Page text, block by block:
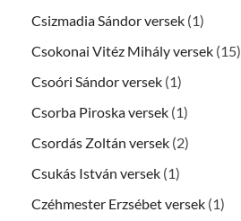
Csizmadia Sándor versek (1)
Csokonai Vitéz Mihály versek (15)
Csoóri Sándor versek (1)
Csorba Piroska versek (1)
Csordás Zoltán versek (2)
Csukás István versek (1)
Czéhmester Erzsébet versek (1)